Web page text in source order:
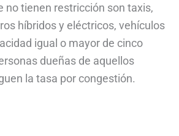
no tienen restricción son taxis,
híbridos y eléctricos, vehículos
igual o mayor de cinco
dueñas de aquellos
la tasa por congestión.